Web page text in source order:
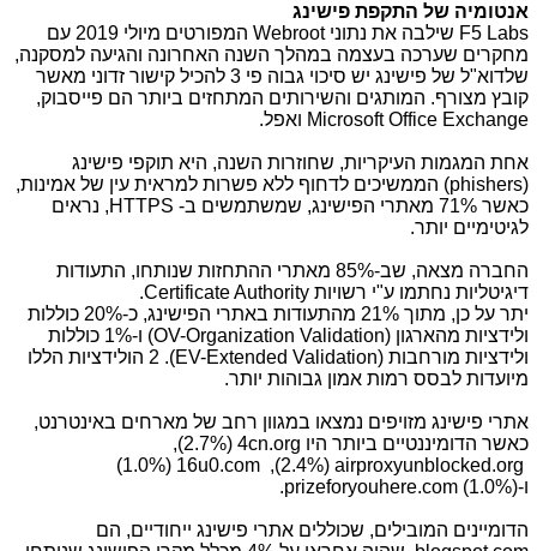
אנטומיה של התקפת פישינג
F5 Labs שילבה את נתוניWebroot
המפורטים מיולי 2019 עם
מחקרים שערכה בעצמה במהלך השנה האחרונה והגיעה למסקנה,
שלדוא"ל של פישינג יש סיכוי גבוה פי 3 להכיל קישור זדוני מאשר
קובץ מצורף. המותגים והשירותים המתחזים ביותר הם פייסבוק,
Microsoft Office Exchange ואפל.
אחת המגמות העיקריות, שחוזרות השנה, היא תוקפי פישינג
(
phishers) הממשיכים לדחוף ללא פשרות למראית עין של אמינות,
כאשר 71% מאתרי הפישינג, שמשתמשים ב-
HTTPS, נראים
לגיטימיים יותר.
החברה מצאה, שב-85% מאתרי ההתחזות שנותחו, התעודות
דיגיטליות נחתמו ע"י רשויות Certificate Authority
.
יתר על כן, מתוך 21% מהתעודות באתרי הפישינג, כ-20% כוללות
ולידציות מהארגון (OV-Organization Validation
) ו-1% כוללות
ולידציות מורחבות (EV-Extended Validation
). 2 הולידציות הללו
מיועדות לבסס רמות אמון גבוהות יותר.
אתרי פישינג מזויפים נמצאו במגוון רחב של מארחים באינטרנט,
כאשר הדומיננטיים ביותר היו 4cn.org
(2.7%)
,
airproxyunblocked.org
(2.4%)
,
16u0.com
(1.0%)
ו-prizeforyouhere.com (1.0%)
.
הדומיינים המובילים, שכוללים אתרי פישינג ייחודיים, הם